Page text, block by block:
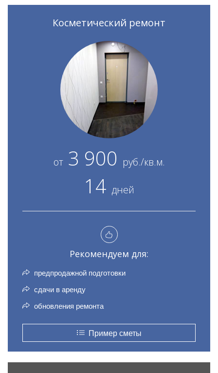
Косметический ремонт
от3 900 руб./кв.м.
14 дней
Рекомендуем для:
предпродажной подготовки
сдачи в аренду
обновления ремонта
Пример сметы